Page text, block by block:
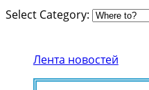
Select Category:
Лента новостей